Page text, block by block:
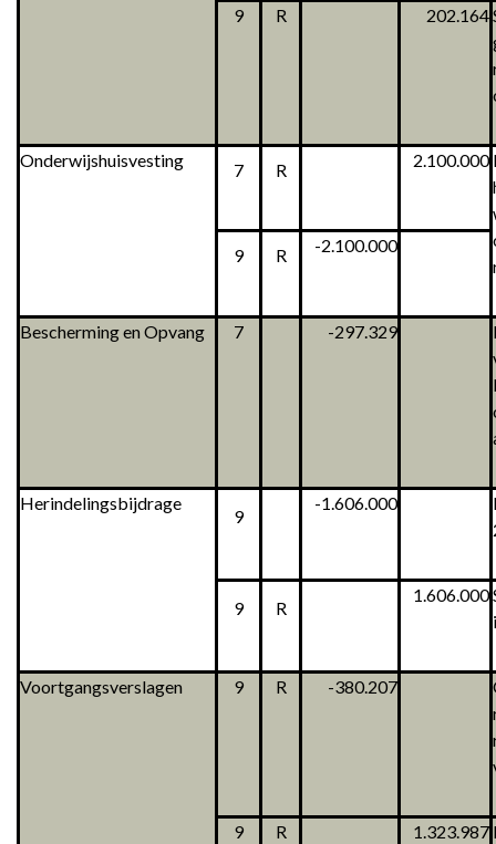
9 R 202.164
Onderwijshuisvesting 7 R 2.100.000
9 R -2.100.000
Bescherming en Opvang 7 -297.329
Herindelingsbijdrage
9
-1.606.000
9 R
1.606.000
Voortgangsverslagen 9 R -380.207
9 R 1.323.987